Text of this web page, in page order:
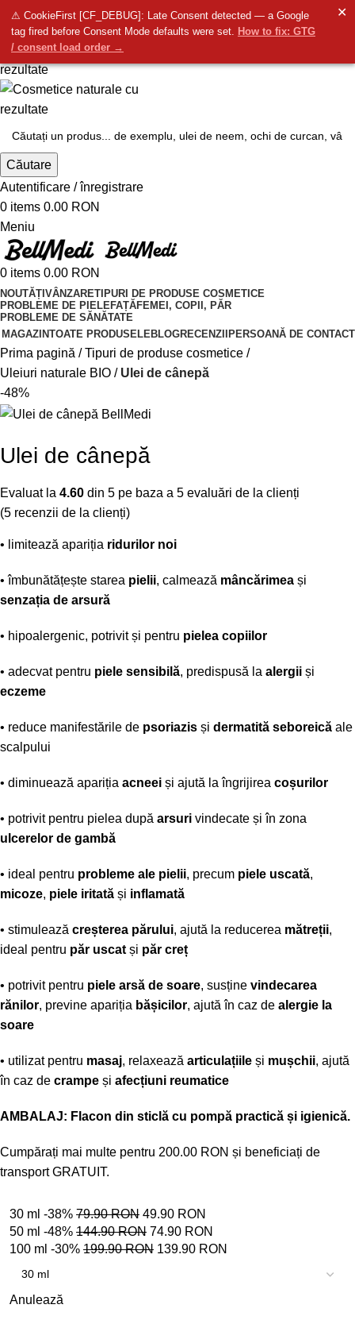
⚠ CookieFirst [CF_DEBUG]: Late Consent detected — a Google
tag fired before Consent Mode defaults were set. How to fix: GTG
/ consent load order →
✕
info@bellmedi.ro
Contactați-ne- Suntem aici pentru dvs. de la8:00do
Căutare
Autentificare / înregistrare
0 items 0.00 RON
Meniu
0 items 0.00 RON
NOUTĂȚI VÂNZARETIPURI DE PRODUSE COSMETICE
PROBLEME DE PIELEFAȚĂFEMEI, COPII, PĂR
PROBLEME DE SĂNĂTATE
MAGAZINTOATE PRODUSELEBLOGRECENZII PERSOANĂ DE CONTACT
Prima pagină
Tipuri de produse cosmetice
Uleiuri naturale BIO
Ulei de cânepă
-48%
Ulei de cânepă
Evaluat la 4.60 din 5 pe baza a 5 evaluări de la clienți
(5 recenzii de la clienți)
• limitează apariția ridurilor noi
• îmbunătățește starea pielii, calmează mâncărimea și
senzația de arsură
• hipoalergenic, potrivit și pentru pielea copiilor
• adecvat pentru piele sensibilă, predispusă la alergii și
eczeme
• reduce manifestările de psoriazis și dermatită seboreică ale
scalpului
• diminuează apariția acneei și ajută la îngrijirea coșurilor
• potrivit pentru pielea după arsuri vindecate și în zona
ulcerelor de gambă
• ideal pentru probleme ale pielii, precum piele uscată,
micoze, piele iritată și inflamată
• stimulează creșterea părului, ajută la reducerea mătreții,
ideal pentru păr uscat și păr creț
• potrivit pentru piele arsă de soare, susține vindecarea
rănilor, previne apariția bășicilor, ajută în caz de alergie la
soare
• utilizat pentru masaj, relaxează articulațiile și mușchii, ajută
în caz de crampe și afecțiuni reumatice
AMBALAJ: Flacon din sticlă cu pompă practică și igienică.
Cumpărați mai multe pentru 200.00 RON și beneficiați de
transport GRATUIT.
30 ml -38% 79.90RON 49.90 RON
50 ml -48% 144.90RON 74.90 RON
100 ml -30% 199.90RON 139.90 RON
Anulează